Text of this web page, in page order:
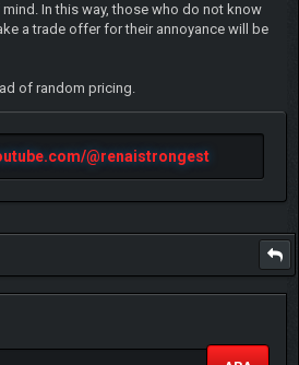
In this way, those who do not know
a trade offer for their annoyance will be
of random pricing.
@renaistrongest